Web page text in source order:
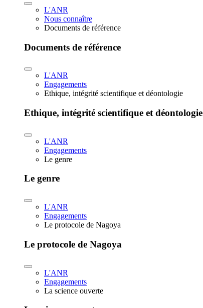
L'ANR
Nous connaître
Documents de référence
Documents de référence
L'ANR
Engagements
Ethique, intégrité scientifique et déontologie
Ethique, intégrité scientifique et déontologie
L'ANR
Engagements
Le genre
Le genre
L'ANR
Engagements
Le protocole de Nagoya
Le protocole de Nagoya
L'ANR
Engagements
La science ouverte